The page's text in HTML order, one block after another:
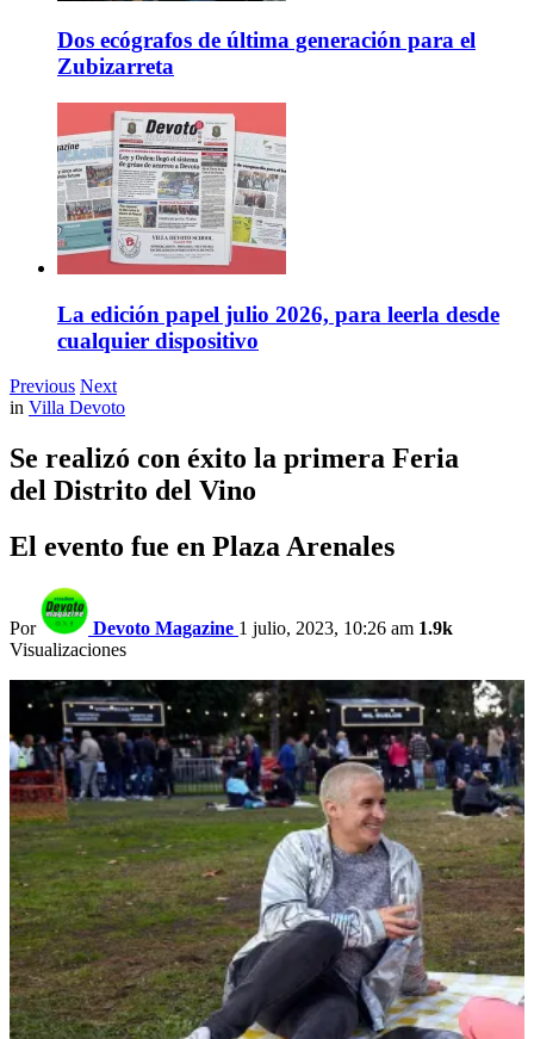
Dos ecógrafos de última generación para el
Zubizarreta
La edición papel julio 2026, para leerla desde
cualquier dispositivo
Previous Next
in Villa Devoto
Se realizó con éxito la primera Feria
del Distrito del Vino
El evento fue en Plaza Arenales
Por Devoto Magazine 1 julio, 2023, 10:26 am 1.9k
Visualizaciones